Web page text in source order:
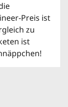
Preis ist
zu
ist